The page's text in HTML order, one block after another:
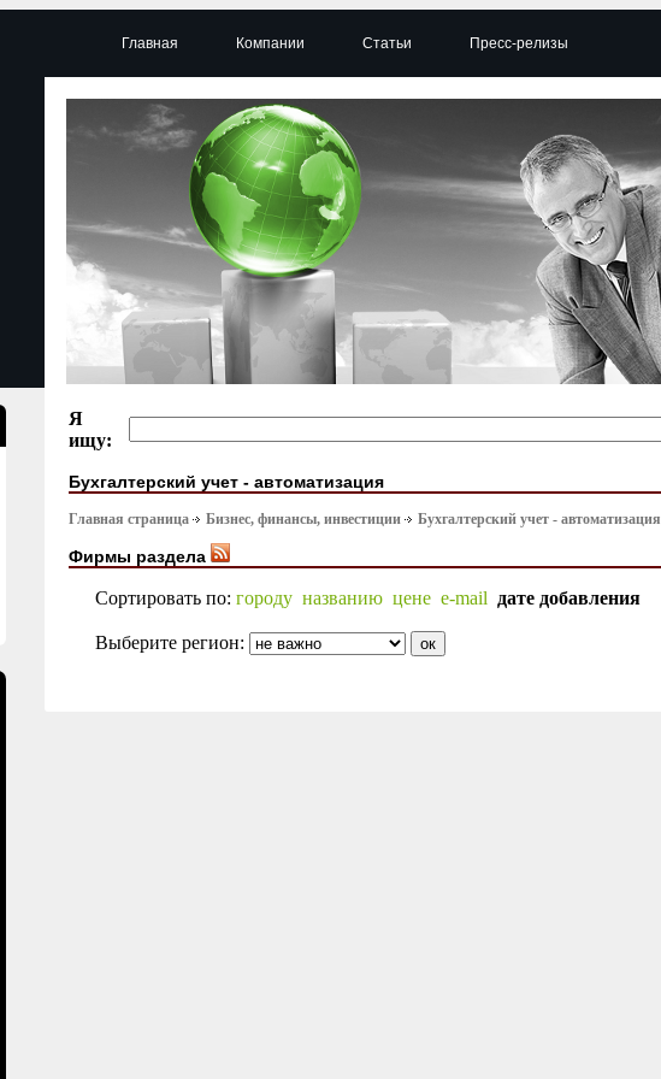
Главная Компании Статьи Пресс-релизы
Я
ищу:
Бухгалтерский учет - автоматизация
Главная страница Бизнес, финансы, инвестиции Бухгалтерский учет - автоматизация
Фирмы раздела
Сортировать по: городу названию цене e-mail дате добавления
Выберите регион: